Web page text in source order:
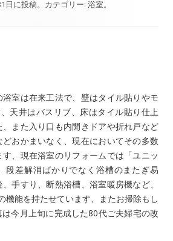
日に投稿。カテゴリー: 浴室。
室は在来工法で、壁はタイル貼りやモ
天井はバスリブ、床はタイル貼り仕上
また入り口も内開きドアや折れ戸など
おかまいなく、現在においてその多数
、現在浴室のリフォームでは「ユニッ
段差解消ばかりでなく浴槽のまたぎ易
手すり、断熱浴槽、浴室暖房機など、
機能を持たせています、またお掃除もし
今月上旬に完成した80代ご夫婦宅の改